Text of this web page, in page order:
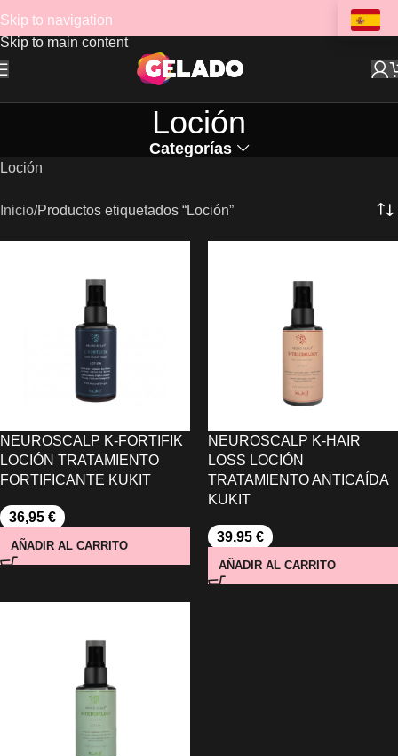
Skip to navigation
Skip to main content
Loción
Categorías
Loción
Inicio Productos etiquetados “Loción”
NEUROSCALP K-FORTIFIK
LOCIÓN TRATAMIENTO
FORTIFICANTE KUKIT
36,95 €
AÑADIR AL CARRITO
NEUROSCALP K-HAIR
LOSS LOCIÓN
TRATAMIENTO ANTICAÍDA
KUKIT
39,95 €
AÑADIR AL CARRITO